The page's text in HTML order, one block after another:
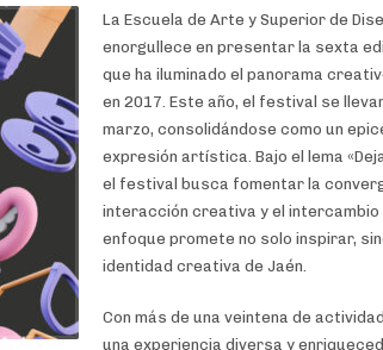
La Escuela de Arte y Superior de
enorgullece en presentar la sexta
que ha iluminado el panorama
en 2017. Este año, el festival se
marzo, consolidándose como un
expresión artística. Bajo el lema
el festival busca fomentar la
interacción creativa y el intercambio
enfoque promete no solo inspirar,
identidad creativa de Jaén.
Con más de una veintena de
una experiencia diversa y